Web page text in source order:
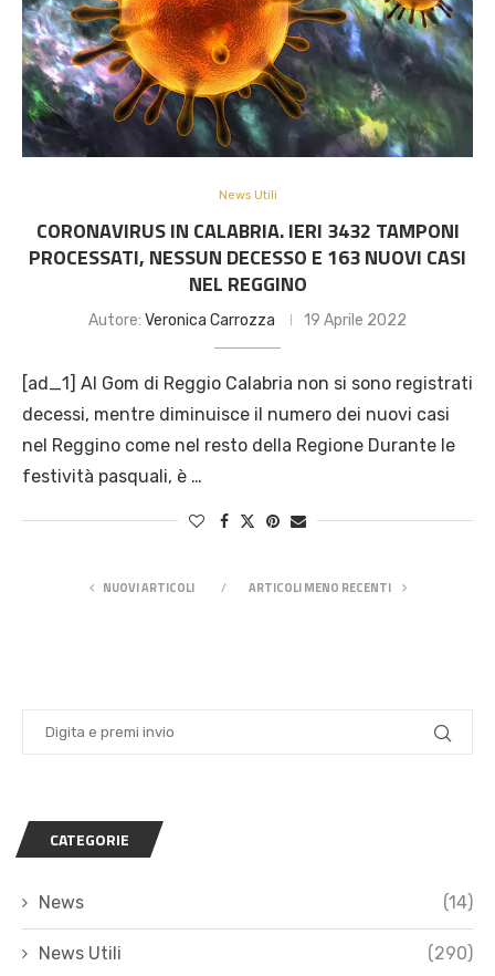
News Utili
CORONAVIRUS IN CALABRIA. IERI 3432 TAMPONI
PROCESSATI, NESSUN DECESSO E 163 NUOVI CASI
NEL REGGINO
Autore: Veronica Carrozza 19 Aprile 2022
[ad_1] Al Gom di Reggio Calabria non si sono registrati
decessi, mentre diminuisce il numero dei nuovi casi
nel Reggino come nel resto della Regione Durante le
festività pasquali, è …
NUOVI ARTICOLI ARTICOLI MENO RECENTI
CATEGORIE
News (14)
News Utili (290)